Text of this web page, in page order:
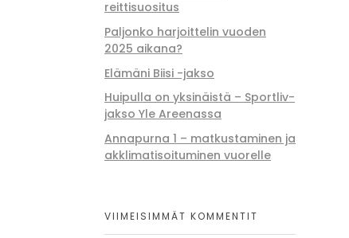
reittisuositus
Paljonko harjoittelin vuoden
2025 aikana?
Elämäni Biisi -jakso
Huipulla on yksinäistä – Sportliv-
jakso Yle Areenassa
Annapurna 1 – matkustaminen ja
akklimatisoituminen vuorelle
VIIMEISIMMÄT KOMMENTIT